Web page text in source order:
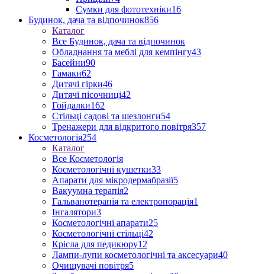
Сумки для фототехніки16
Будинок, дача та відпочинок856
Каталог
Все Будинок, дача та відпочинок
Обладнання та меблі для кемпінгу43
Басейни90
Гамаки62
Дитячі гірки46
Дитячі пісочниці42
Гойдалки162
Стільці садові та шезлонги54
Тренажери для відкритого повітря357
Косметологія254
Каталог
Все Косметологія
Косметологічні кушетки33
Апарати для мікродермабразії5
Вакуумна терапія2
Гальванотерапія та електропорація1
Інгалятори3
Косметологічні апарати25
Косметологічні стільці42
Крісла для педикюру12
Лампи-лупи косметологічні та аксесуари40
Очищувачі повітря5